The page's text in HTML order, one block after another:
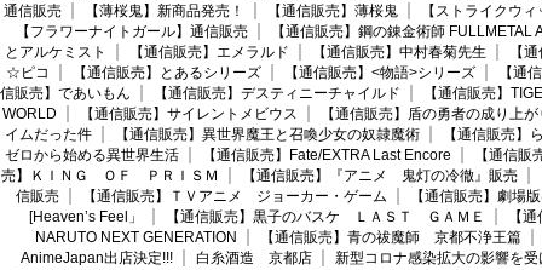
通信販売
【薄桜鬼】新商品発売！ 【通信販売】薄桜鬼
【ストライクウ
【フラワーナイトガール】通信販売
【通信販売】鋼の錬金術師 FULLMETAL
とアルケミスト
【通信販売】エメラルド 【通信販売】中村春菊先生
【
☆ピコ
【通信販売】とあるシリーズ 【通信販売】<物語>シリーズ
【通
信販売】であいもん
【通信販売】デスティニーチャイルド
【通信販売】
WORLD
【通信販売】サイレントメビウス
【通信販売】盾の勇者の成り上が
イムだった件
【通信販売】異世界魔王と召喚少女の奴隷魔術
【通信販売】
ゼロから始める異世界生活
【通信販売】Fate/EXTRA Last Encore
【通信
売】ＫＩＮＧ ＯＦ ＰＲＩＳＭ
【通信販売】『アニメ 鬼灯の冷徹』販売
信販売
【通信販売】ＴＶアニメ ジョーカー・ゲーム
【通信販売】劇場
[Heaven’s Feel」
【通信販売】黒子のバスケ ＬＡＳＴ ＧＡＭＥ
【
NARUTO NEXT GENERATION
【通信販売】青の祓魔師 京都不浄王篇
AnimeJapan出店決定!!!
白糸酒造 京都店
新型コロナ感染拡大の影響を